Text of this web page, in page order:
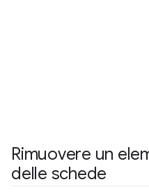
Rimuovere un
delle schede